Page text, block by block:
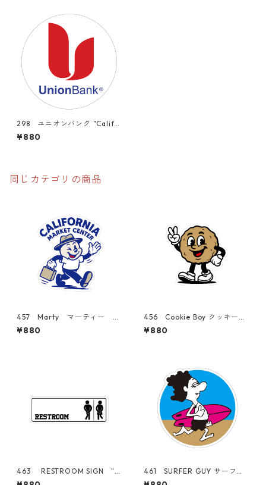
298 ユニオンバンク "Califor
nia Market Center" アメリ
カンステッカー スーツケー
¥880
同じカテゴリの商品
457 Marty マーティー
"California Market Cente
r" アメリカンステッカー ス
¥880
456 Cookie Boy クッキーボ
ーイ "California Market Ce
nter" アメリカンステッカ
¥880
463 RESTROOM SIGN "C
alifornia Market Center"
461 SURFER GUY サーファ
ー プルメリア 日焼けキテ